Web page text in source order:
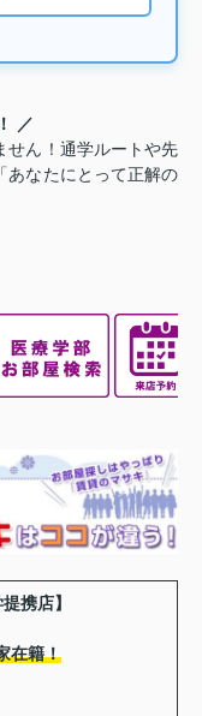
／
せん！通学ルートや先
あなたにとって正解の
携店】
在籍！